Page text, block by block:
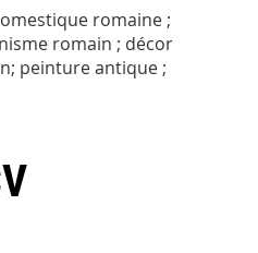
romaine ;
romain ; décor
peinture antique ;